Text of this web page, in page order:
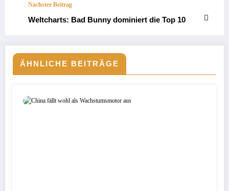
Nächster Beitrag
Weltcharts: Bad Bunny dominiert die Top 10
ÄHNLICHE BEITRÄGE